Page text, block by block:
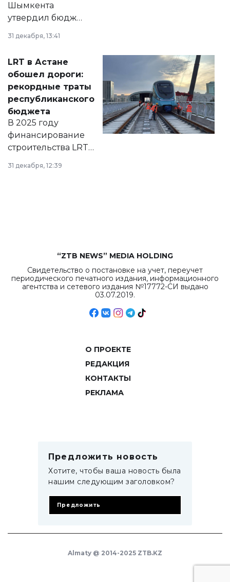
Шымкента
утвердил бюджет
города на 2026–
2028 годы.
документ
появился в базе
нормативных
правовых актов и
на сайте маслихат
города.
31 декабря, 13:41
LRT в Астане
обошел дороги:
рекордные траты
республиканского
бюджета
В 2025 году
финансирование
строительства LRT
в Астане из
республиканского
31 декабря, 12:39
“ZTB NEWS” MEDIA HOLDING
Свидетельство о постановке на учет, переучет
периодического печатного издания, информационного
агентства и сетевого издания №17772-СИ выдано
03.07.2019.
О ПРОЕКТЕ
РЕДАКЦИЯ
КОНТАКТЫ
РЕКЛАМА
Предложить новость
Хотите, чтобы ваша новость была
нашим следующим заголовком?
Предложить
Almaty @ 2014-2025 ZTB.KZ